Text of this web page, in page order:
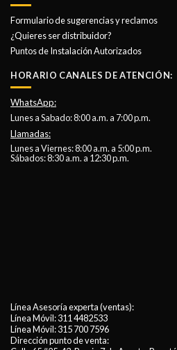
Formulario de sugerencias y reclamos
¿Quieres ser distribuidor?
Puntos de Instalación Autorizados
HORARIO CANALES DE ATENCIÓN:
WhatsApp:
Lunes a Sabado: 8:00 a.m. a 7:00 p.m.
Llamadas:
Lunes a Viernes: 8:00 a.m. a 5:00 p.m.
Sábados: 8:30 a.m. a 12:30 p.m.
Línea Asesoría experta (ventas):
Línea Móvil:311 4482533
Línea Móvil:315 700 7596
Dirección punto de venta: